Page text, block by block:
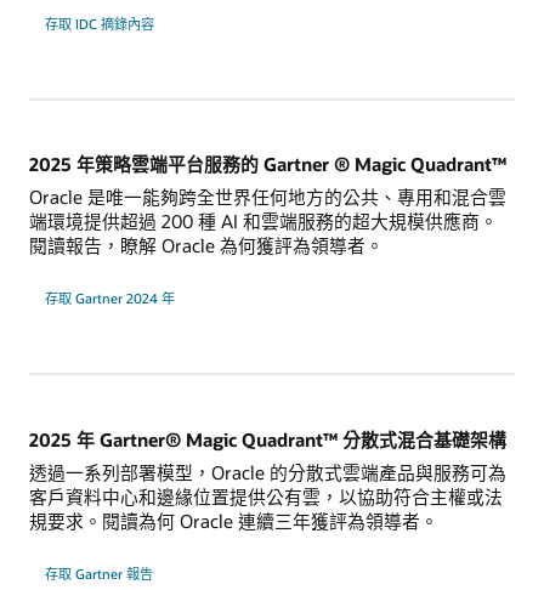
存取 IDC 摘錄內容
2025 年策略雲端平台服務的 Gartner ® Magic Quadrant™
Oracle 是唯一能夠跨全世界任何地方的公共、專用和混合雲
端環境提供超過 200 種 AI 和雲端服務的超大規模供應商。
閱讀報告，瞭解 Oracle 為何獲評為領導者。
存取 Gartner 2024 年
服
魔
象
限
報
告
2025 年 Gartner® Magic Quadrant™ 分散式混合基礎架構
透過一系列部署模型，Oracle 的分散式雲端產品與服務可為
客戶資料中心和邊緣位置提供公有雲，以協助符合主權或法
規要求。閱讀為何 Oracle 連續三年獲評為領導者。
存取 Gartner 報告